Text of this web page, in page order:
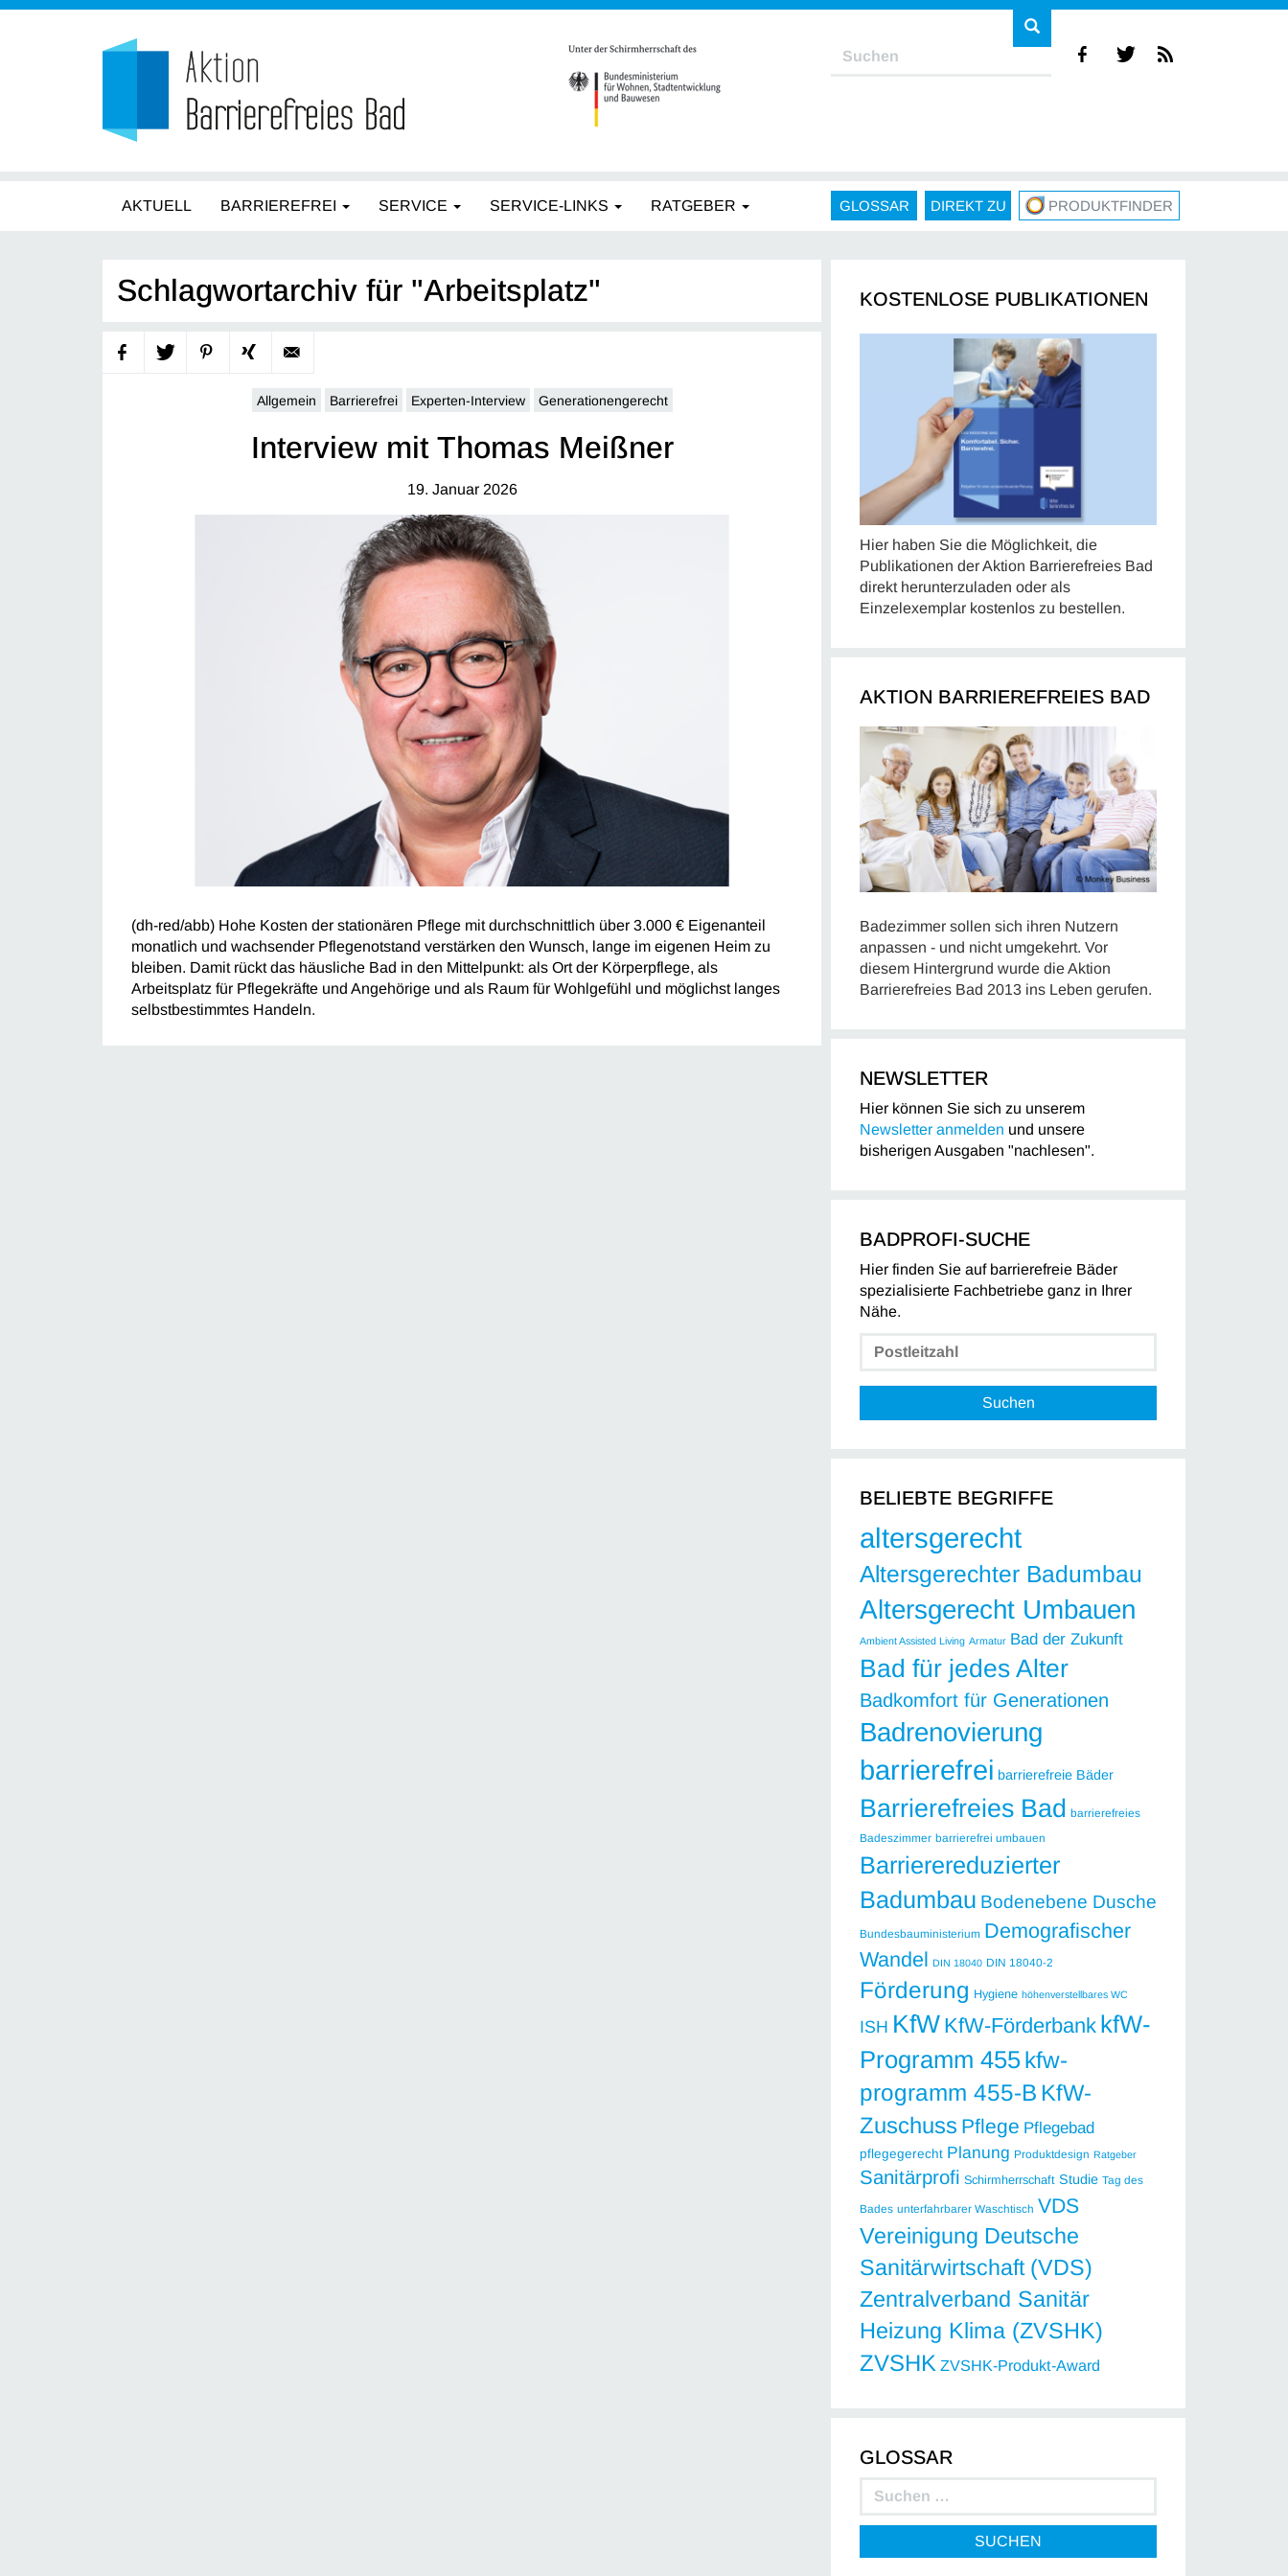
AKTUELL BARRIEREFREI SERVICE SERVICE-LINKS RATGEBER GLOSSAR DIREKT ZU PRODUKTFINDER
Schlagwortarchiv für "Arbeitsplatz"
Allgemein Barrierefrei Experten-Interview Generationengerecht
Interview mit Thomas Meißner
19. Januar 2026
(dh-red/abb) Hohe Kosten der stationären Pflege mit durchschnittlich über 3.000 € Eigenanteil
monatlich und wachsender Pflegenotstand verstärken den Wunsch, lange im eigenen Heim zu
bleiben. Damit rückt das häusliche Bad in den Mittelpunkt: als Ort der Körperpflege, als
Arbeitsplatz für Pflegekräfte und Angehörige und als Raum für Wohlgefühl und möglichst langes
selbstbestimmtes Handeln.
KOSTENLOSE PUBLIKATIONEN
Hier haben Sie die Möglichkeit, die
Publikationen der Aktion Barrierefreies Bad
direkt herunterzuladen oder als
Einzelexemplar kostenlos zu bestellen.
AKTION BARRIEREFREIES BAD
Badezimmer sollen sich ihren Nutzern
anpassen - und nicht umgekehrt. Vor
diesem Hintergrund wurde die Aktion
Barrierefreies Bad 2013 ins Leben gerufen.
NEWSLETTER
Hier können Sie sich zu unserem
Newsletter anmelden und unsere
bisherigen Ausgaben "nachlesen".
BADPROFI-SUCHE
Hier finden Sie auf barrierefreie Bäder
spezialisierte Fachbetriebe ganz in Ihrer
Nähe.
Suchen
BELIEBTE BEGRIFFE
altersgerecht
Altersgerechter Badumbau
Altersgerecht Umbauen
Ambient Assisted Living Armatur Bad der Zukunft
Bad für jedes Alter
Badkomfort für Generationen
Badrenovierung
barrierefrei barrierefreie Bäder
Barrierefreies Bad barrierefreies
Badeszimmer barrierefrei umbauen
Barrierereduzierter
Badumbau Bodenebene Dusche
Bundesbauministerium Demografischer
Wandel DIN 18040 DIN 18040-2
Förderung Hygiene höhenverstellbares WC
ISH KfW KfW-Förderbank kfW-
Programm 455kfw-
programm 455-B KfW-
Zuschuss Pflege Pflegebad
pflegegerecht Planung Produktdesign Ratgeber
Sanitärprofi Schirmherrschaft Studie Tag des
Bades unterfahrbarer Waschtisch VDS
Vereinigung Deutsche
Sanitärwirtschaft (VDS)
Zentralverband Sanitär
Heizung Klima (ZVSHK)
ZVSHK ZVSHK-Produkt-Award
GLOSSAR
SUCHEN